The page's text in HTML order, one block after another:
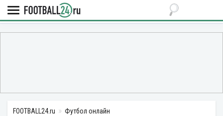
FOOTBALL24.ru Футбол онлайн